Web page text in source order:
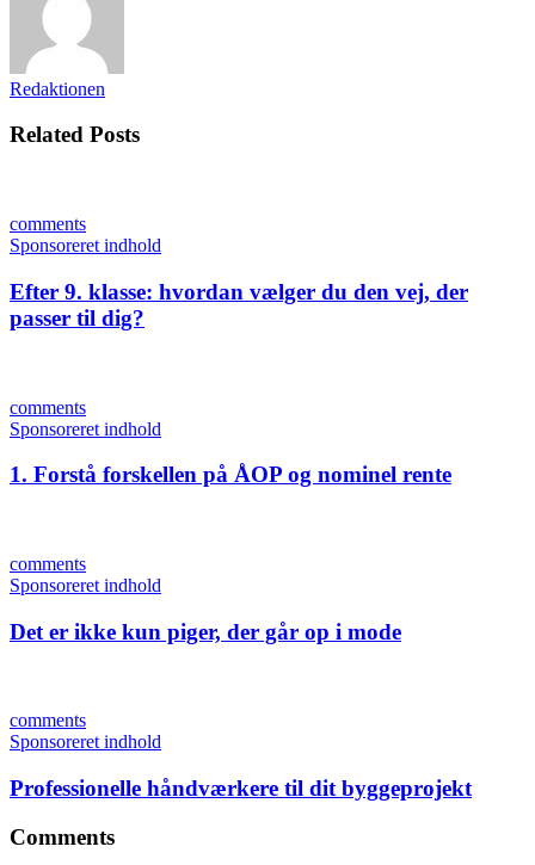
Redaktionen
Related Posts
comments
Sponsoreret indhold
Efter 9. klasse: hvordan vælger du den vej, der
passer til dig?
comments
Sponsoreret indhold
1. Forstå forskellen på ÅOP og nominel rente
comments
Sponsoreret indhold
Det er ikke kun piger, der går op i mode
comments
Sponsoreret indhold
Professionelle håndværkere til dit byggeprojekt
Comments